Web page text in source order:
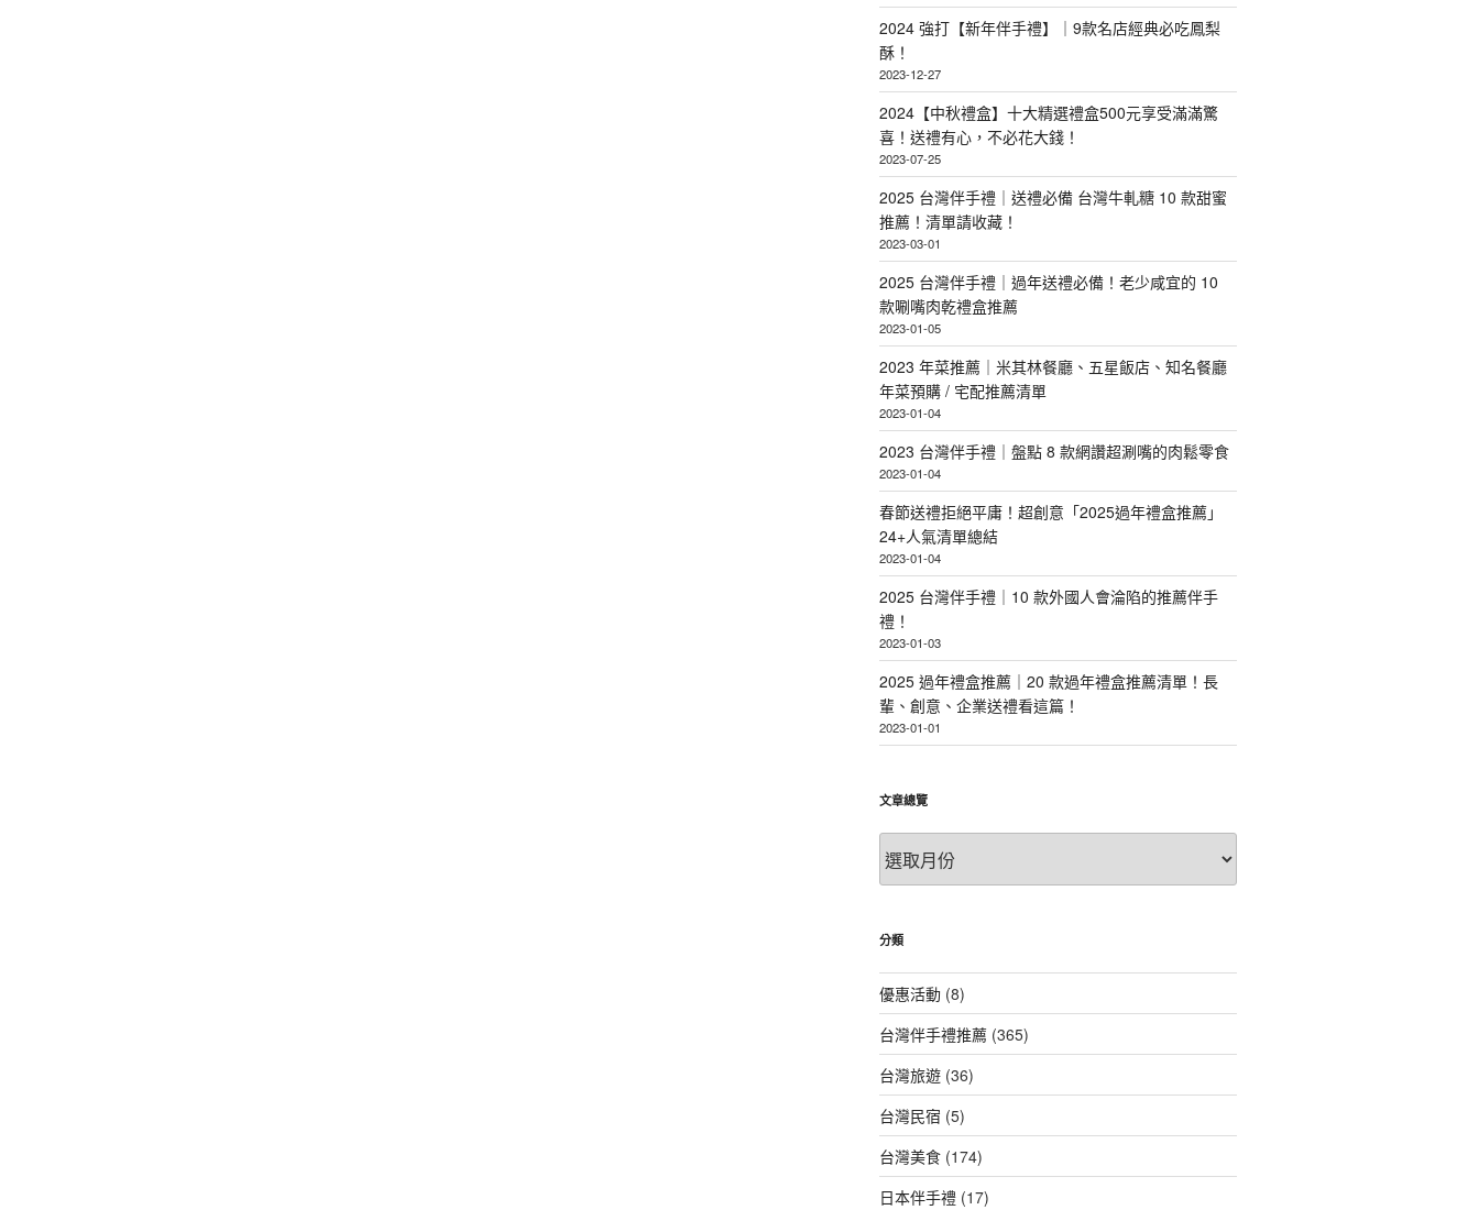
2024 強打【新年伴手禮】｜9款名店經典必吃鳳梨
酥！
2023-12-27
2024【中秋禮盒】十大精選禮盒500元享受滿滿驚
喜！送禮有心，不必花大錢！
2023-07-25
2025 台灣伴手禮｜送禮必備 台灣牛軋糖 10 款甜蜜
推薦！清單請收藏！
2023-03-01
2025 台灣伴手禮｜過年送禮必備！老少咸宜的 10
款唰嘴肉乾禮盒推薦
2023-01-05
2023 年菜推薦｜米其林餐廳、五星飯店、知名餐廳
年菜預購 / 宅配推薦清單
2023-01-04
2023 台灣伴手禮｜盤點 8 款網讚超涮嘴的肉鬆零食
2023-01-04
春節送禮拒絕平庸！超創意「2025過年禮盒推薦」
24+人氣清單總結
2023-01-04
2025 台灣伴手禮｜10 款外國人會淪陷的推薦伴手
禮！
2023-01-03
2025 過年禮盒推薦｜20 款過年禮盒推薦清單！長
輩、創意、企業送禮看這篇！
2023-01-01
文章總覽
章
總
分類
優惠活動(8)
台灣伴手禮推薦(365)
台灣旅遊(36)
台灣民宿 (5)
台灣美食(174)
日本伴手禮(17)